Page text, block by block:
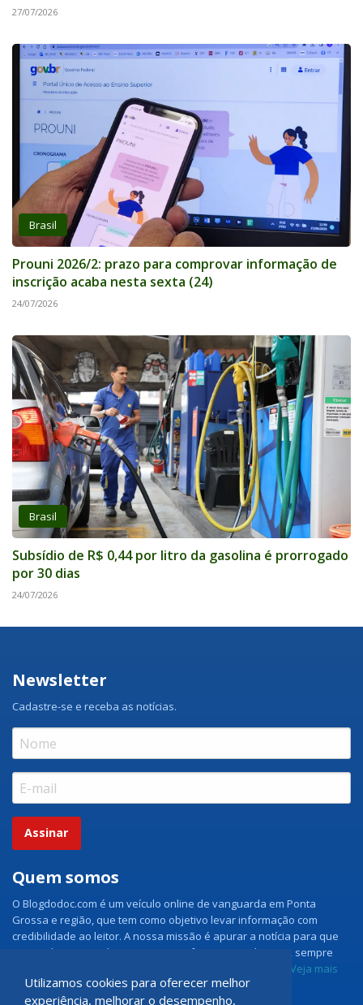
Utilizamos cookies para oferecer melhor
experiência, melhorar o desempenho,
27/07/2026
Brasil
Prouni 2026/2: prazo para comprovar informação de
inscrição acaba nesta sexta (24)
24/07/2026
Brasil
Subsídio de R$ 0,44 por litro da gasolina é prorrogado
por 30 dias
24/07/2026
Newsletter
Cadastre-se e receba as notícias.
Assinar
Quem somos
O Blogdodoc.com é um veículo online de vanguarda em Ponta
Grossa e região, que tem como objetivo levar informação com
credibilidade ao leitor. A nossa missão é apurar a notícia para que
nossos leitores tenham acesso aos fatos como eles são, sempre
Veja mais